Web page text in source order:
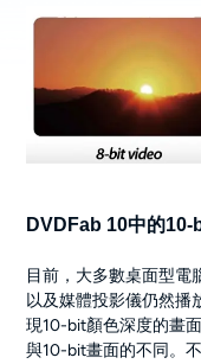
DVDFab 10中的10-
目前，大多數桌面型電
以及媒體投影儀仍然播
現10-bit顏色深度的畫
與10-bit畫面的不同。